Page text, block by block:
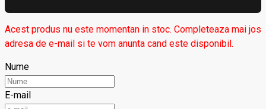
Acest produs nu este momentan in stoc. Completeaza mai jos
adresa de e-mail si te vom anunta cand este disponibil.
Nume
E-mail